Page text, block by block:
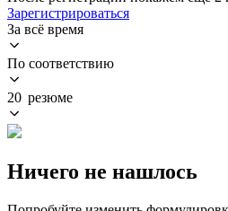
Зарегистрироваться
За всё время
По соответствию
20 резюме
Ничего не нашлось